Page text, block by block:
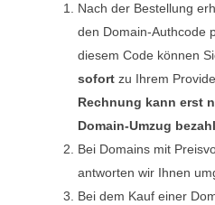
Nach der Bestellung
den Domain-Authcode
diesem Code können
sofort zu Ihrem
Rechnung kann erst
Domain-Umzug
Bei Domains mit
antworten wir Ihnen
Bei dem Kauf einer